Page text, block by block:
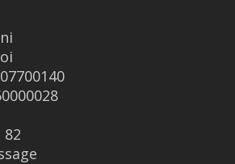
82